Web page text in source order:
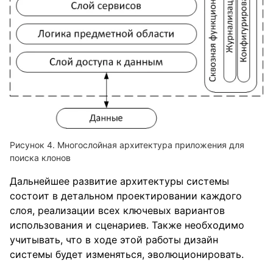
Многослойная архитектура приложения для
поиска клонов
Дальнейшее развитие архитектуры системы
состоит в детальном проектировании каждого
слоя, реализации всех ключевых вариантов
использования и сценариев. Также необходимо
учитывать, что в ходе этой работы дизайн
системы будет изменяться, эволюционировать.